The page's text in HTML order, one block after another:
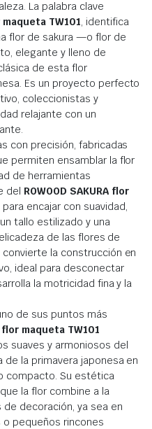
La palabra clave
maqueta TW101, identifica
flor de sakura —o flor de
elegante y lleno de
de esta flor
Es un proyecto perfecto
coleccionistas y
relajante con un
con precisión, fabricadas
permiten ensamblar la flor
de herramientas
del ROWOOD SAKURA flor
encajar con suavidad,
tallo estilizado y una
de las flores de
la construcción en
ideal para desconectar
la motricidad fina y la
de sus puntos más
flor maqueta TW101
suaves y armoniosos del
de la primavera japonesa en
compacto. Su estética
la flor combine a la
decoración, ya sea en
pequeños rincones